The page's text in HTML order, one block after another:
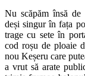
Nu scăpăm însă de
deși singur în fața
trage cu sete în
cod roșu de ploaie
nou Keșeru care
a vrut să arate